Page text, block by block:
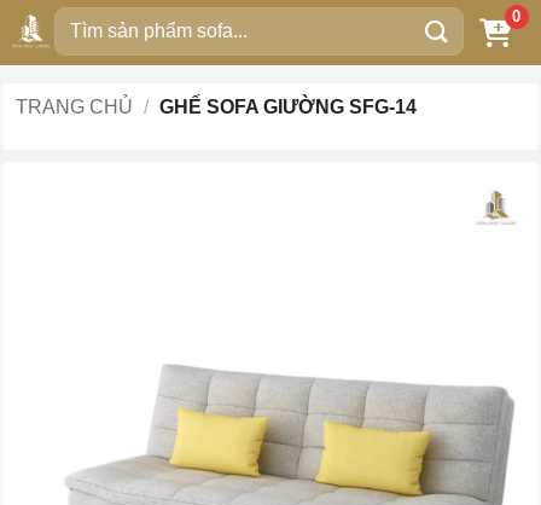
qua
dung
Tìm
kiếm:
0
TRANG CHỦ / GHẾ SOFA GIƯỜNG SFG-14